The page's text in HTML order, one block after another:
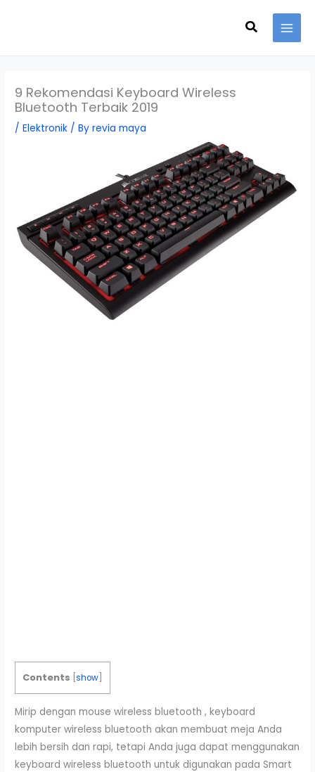
Search
9 Rekomendasi Keyboard Wireless
Bluetooth Terbaik 2019
/Elektronik / Byrevia maya
Contents [show
Mirip dengan mouse wireless bluetooth , keyboard
komputer wireless bluetooth akan membuat meja Anda
lebih bersih dan rapi, tetapi Anda juga dapat menggunakan
keyboard wireless bluetooth untuk digunakan pada Smart